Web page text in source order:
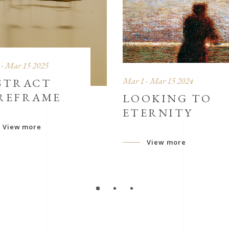
Mar 15 2025
View more
Mar 1 - Mar 15 2024
LOOKING TO
ETERNITY
View more